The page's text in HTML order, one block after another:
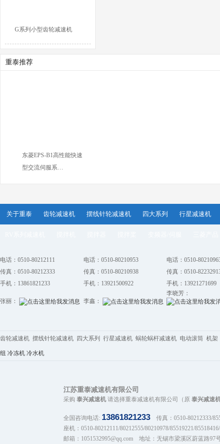
G系列小型齿轮减速机
重泰推荐
东菱EPS-B1高性能快速
型交流伺服系…
关于重泰 齿轮减速机 摆线针轮减速机 四大系列 行星减速机
电话：0510-80212111 电话：0510-80210953
电话：0510-
传真：0510-80212333
传真：0510-80210938
传真：0510-
手机：13861821233
手机：13921500922 手机：13921271699
张丽： 李鑫：
李晓芳：
齿轮减速机 摆线针轮减速机 四大系列 行星减速机 蜗轮蜗杆减速机 电动滚筒 机
组 冷冻机 冷水机
江苏重泰减速机有限公司
采购 泰兴减速机 请选择重泰减速机有限公司（原 泰兴减速
全国咨询电话: 13861821233 传真：0510-80212333/
座机：0510-80212111/80212555/80210978/85519221/
邮箱：1051532995@qq.com 地址：无锡市梁溪区蔚蓝路97